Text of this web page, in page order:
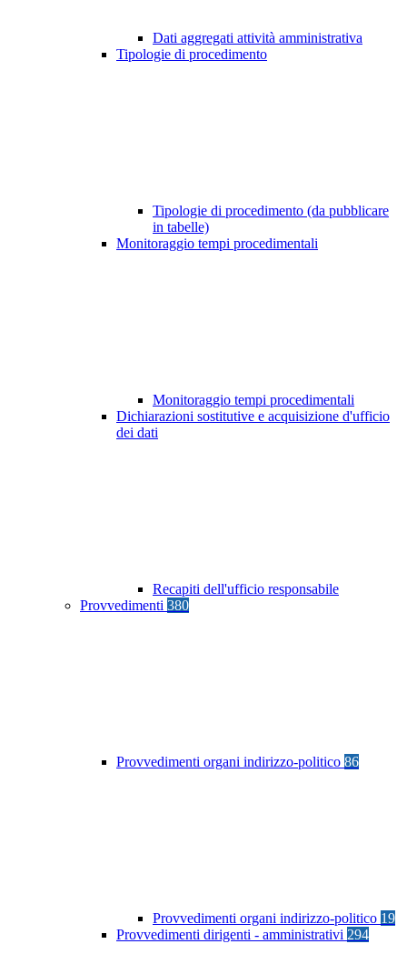
Dati aggregati attività amministrativa
Tipologie di procedimento
Tipologie di procedimento (da pubblicare
in tabelle)
Monitoraggio tempi procedimentali
Monitoraggio tempi procedimentali
Dichiarazioni sostitutive e acquisizione d'ufficio
dei dati
Recapiti dell'ufficio responsabile
Provvedimenti 380
Provvedimenti organi indirizzo-politico 86
Provvedimenti organi indirizzo-politico 19
Provvedimenti dirigenti - amministrativi 294